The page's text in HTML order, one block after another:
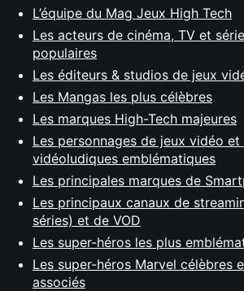
L’équipe du Mag Jeux High Tech
Les acteurs de cinéma, TV et
populaires
Les éditeurs & studios de jeux
Les Mangas les plus célèbres
Les marques High-Tech majeures
Les personnages de jeux vidéo et
vidéoludiques emblématiques
Les principales marques de
Les principaux canaux de
séries) et de VOD
Les super-héros les plus
Les super-héros Marvel célèbres
associés